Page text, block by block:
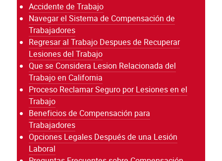
Accidente de Trabajo
Navegar el Sistema de Compensación de
Trabajadores
Regresar al Trabajo Despues de Recuperar
Lesiones del Trabajo
Que se Considera Lesion Relacionada del
Trabajo en California
Proceso Reclamar Seguro por Lesiones en el
Trabajo
Beneficios de Compensación para
Trabajadores
Opciones Legales Después de una Lesión
Laboral